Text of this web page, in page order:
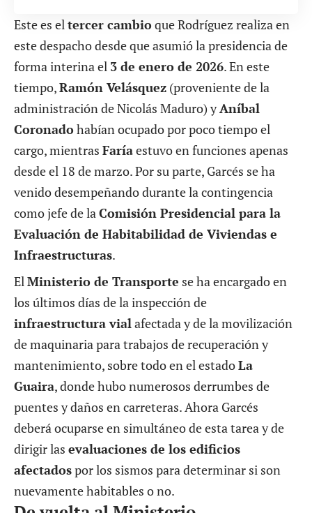
Este es eltercer cambioque Rodríguez realiza en
este despacho desde que asumió la presidencia de
forma interina el 3 de enero de 2026. En este
tiempo,Ramón Velásquez (proveniente de la
administración de Nicolás Maduro) yAníbal
Coronadohabían ocupado por poco tiempo el
cargo, mientras Faríaestuvo en funciones apenas
desde el 18 de marzo. Por su parte, Garcés se ha
venido desempeñando durante la contingencia
como jefe de laComisión Presidencial para la
Evaluación de Habitabilidad de Viviendas e
Infraestructuras.
ElMinisterio de Transporte se ha encargado en
los últimos días de la inspección de
infraestructura vialafectada y de la movilización
de maquinaria para trabajos de recuperación y
mantenimiento, sobre todo en el estadoLa
Guaira, donde hubo numerosos derrumbes de
puentes y daños en carreteras. Ahora Garcés
deberá ocuparse en simultáneo de esta tarea y de
dirigir las evaluaciones de los edificios
afectadospor los sismos para determinar si son
nuevamente habitables o no.